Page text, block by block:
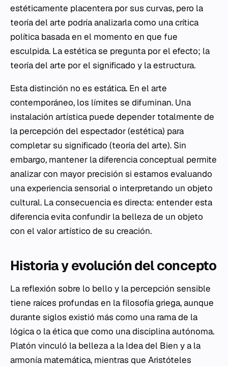
estéticamente placentera por sus curvas, pero la
teoría del arte podría analizarla como una crítica
política basada en el momento en que fue
esculpida. La estética se pregunta por el efecto; la
teoría del arte por el significado y la estructura.
Esta distinción no es estática. En el arte
contemporáneo, los límites se difuminan. Una
instalación artística puede depender totalmente de
la percepción del espectador (estética) para
completar su significado (teoría del arte). Sin
embargo, mantener la diferencia conceptual permite
analizar con mayor precisión si estamos evaluando
una experiencia sensorial o interpretando un objeto
cultural. La consecuencia es directa: entender esta
diferencia evita confundir la belleza de un objeto
con el valor artístico de su creación.
Historia y evolución del concepto
La reflexión sobre lo bello y la percepción sensible
tiene raíces profundas en la filosofía griega, aunque
durante siglos existió más como una rama de la
lógica o la ética que como una disciplina autónoma.
Platón vinculó la belleza a la Idea del Bien y a la
armonía matemática, mientras que Aristóteles